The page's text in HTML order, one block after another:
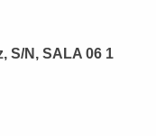
S/N, SALA 06 1